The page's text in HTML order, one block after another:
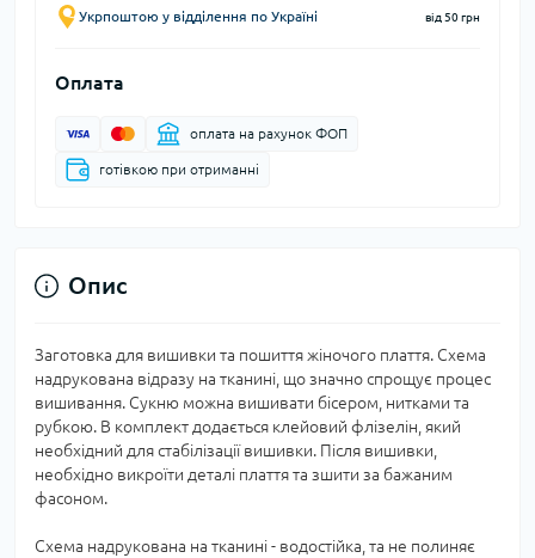
Укрпоштою у відділення по Україні від 50 грн
Оплата
оплата на рахунок ФОП
готівкою при отриманні
Опис
Заготовка для вишивки та пошиття жіночого плаття. Схема
надрукована відразу на тканині, що значно спрощує процес
вишивання. Сукню можна вишивати бісером, нитками та
рубкою. В комплект додається клейовий флізелін, який
необхідний для стабілізації вишивки. Після вишивки,
необхідно викроїти деталі плаття та зшити за бажаним
фасоном.
Схема надрукована на тканині - водостійка, та не полиняє